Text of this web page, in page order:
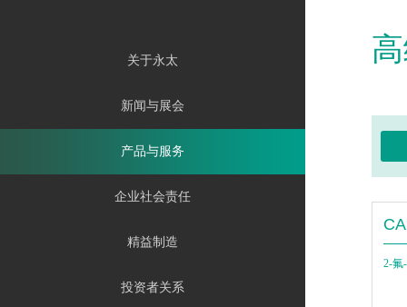
关于永太
新闻与展会
产品与服务
企业社会责任
精益制造
投资者关系
2-氟